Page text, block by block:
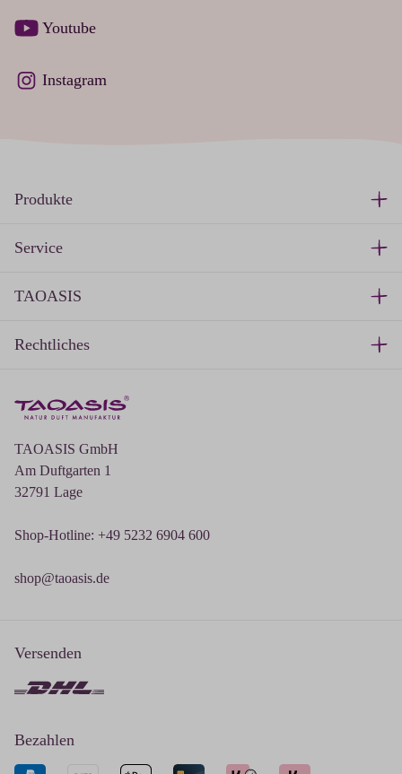
Youtube
Instagram
TAOASIS GmbH
Am Duftgarten 1
32791 Lage
Shop-Hotline: +49 5232 6904 600
shop@taoasis.de
Produkte
Service
TAOASIS
Rechtliches
Versenden
Bezahlen